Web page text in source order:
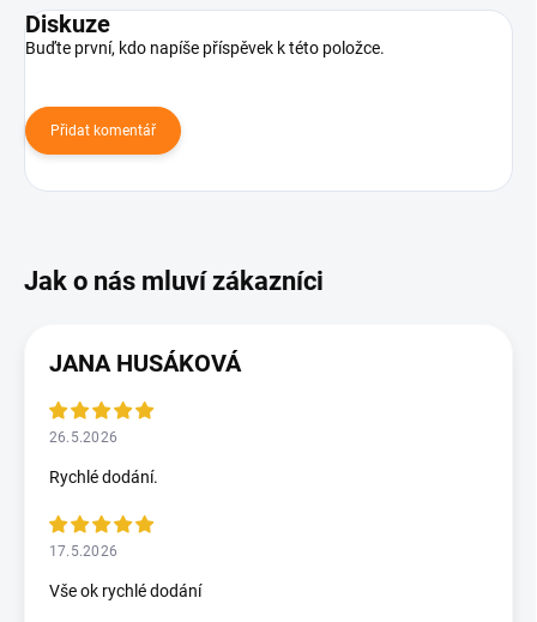
Diskuze
Buďte první, kdo napíše příspěvek k této položce.
Přidat komentář
JANA HUSÁKOVÁ
26.5.2026
Rychlé dodání.
17.5.2026
Vše ok rychlé dodání